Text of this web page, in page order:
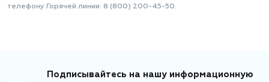
телефону Горячей линии: 8 (800) 200-45-50.
Подписывайтесь на нашу информационную